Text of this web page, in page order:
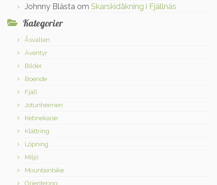
Johnny Blästa om Skarskidåkning i Fjällnäs
Kategorier
Åsvallen
Äventyr
Bilder
Boende
Fjäll
Jotunheimen
Kebnekaise
Klättring
Löpning
Miljö
Mountainbike
Orientering